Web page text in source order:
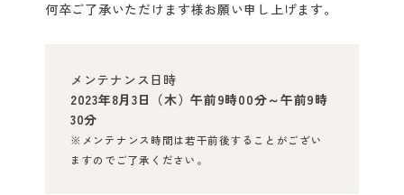
クレイスパ
カラーケアシャンプー
クレイスパ カラーキープ
何卒ご了承いただけます様お願い申し上げます。
メンテナンス日時
2023年8月3日（木）午前9時00分～午前9時
30分
※メンテナンス時間は若干前後することがござい
ますのでご了承ください。